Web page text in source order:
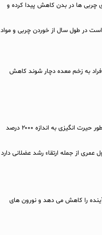
چربی ها در بدن کاهش پیدا کرده و
در طول سال از خوردن چربی و مواد
به زخم معده دچار شوند کاهش
روزه داری باعث افزایش ۱۳۰۰ درصدی هورمون رشد انسانی بنام HGH در زنان و به طور حیرت انگیزی به اندازه ۲۰۰۰ درصد
را کاهش می دهد و نورون های